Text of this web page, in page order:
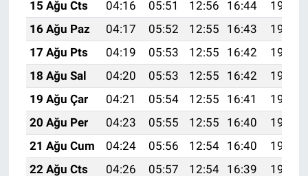
15 Ağu Cts
04:16 05:51 12:56 16:44
19:51
16 Ağu Paz
04:17 05:52 12:55 16:43
19:49
17 Ağu Pts
04:19 05:53 12:55 16:42
19:48
18 Ağu Sal
04:20 05:53 12:55 16:42
19:47
19 Ağu Çar
04:21 05:54 12:55 16:41
19:45
20 Ağu Per
04:23 05:55 12:55 16:40
19:44
21 Ağu Cum
04:24 05:56 12:54 16:40
19:42
22 Ağu Cts
04:26 05:57 12:54 16:39
19:41